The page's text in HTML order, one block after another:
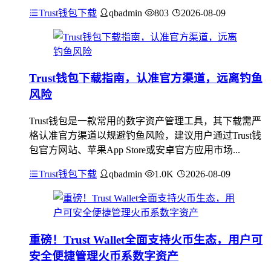
Trust钱包下载 qbadmin 803 2026-08-09
Trust钱包下载指南，认准官方渠道，远离钓鱼
风险
Trust钱包是一款常用的数字资产管理工具，其下载需严
格认准官方渠道以规避钓鱼风险，建议用户通过Trust钱
包官方网站、苹果App Store或安卓官方应用市场...
Trust钱包下载 qbadmin 1.0K 2026-08-09
重磅！Trust Wallet全面支持火币生态，用户可
安全便捷管理火币系数字资产